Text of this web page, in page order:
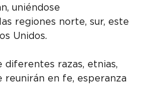
uniéndose
regiones norte, sur, este
Unidos.
diferentes razas, etnias,
reunirán en fe, esperanza